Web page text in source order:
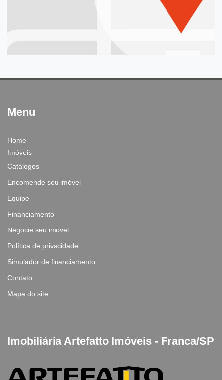
Menu
Home
Imóveis
Catálogos
Encomende seu imóvel
Equipe
Financiamento
Negocie seu imóvel
Política de privacidade
Simulador de financiamento
Contato
Mapa do site
Imobiliária Artefatto Imóveis - Franca/SP